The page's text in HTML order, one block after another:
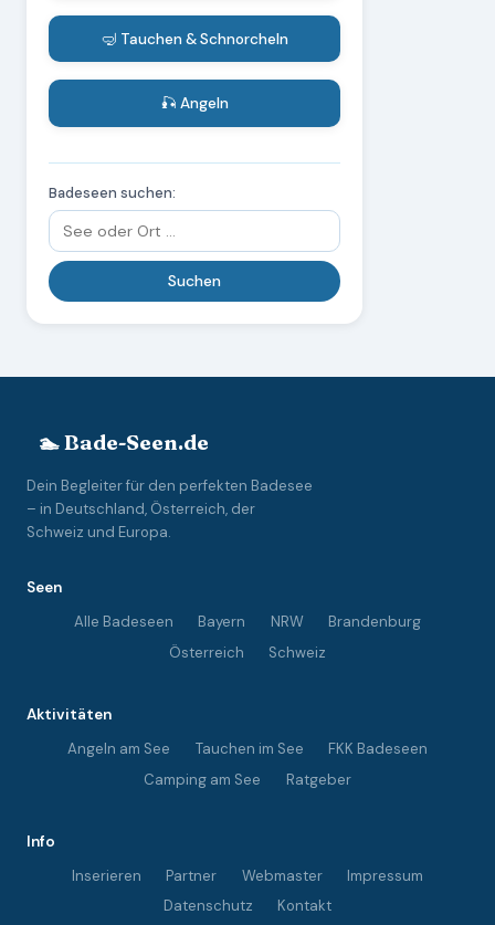
🤿 Tauchen & Schnorcheln
🎣 Angeln
Badeseen suchen:
🏊 Bade-Seen.de
Dein Begleiter für den perfekten Badesee
– in Deutschland, Österreich, der
Schweiz und Europa.
Seen
Alle Badeseen
Bayern NRW
Brandenburg
Österreich
Schweiz
Aktivitäten
Angeln am See
Tauchen im See
FKK Badeseen
Camping am See
Ratgeber
Info
Inserieren
Partner Webmaster
Impressum
Datenschutz
Kontakt